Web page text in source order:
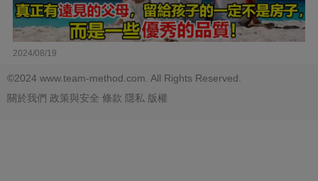
2024/08/19
©2024 www.team-method.com. All Rights Reserved.
關於我們 政策與安全 條款 隱私 版權